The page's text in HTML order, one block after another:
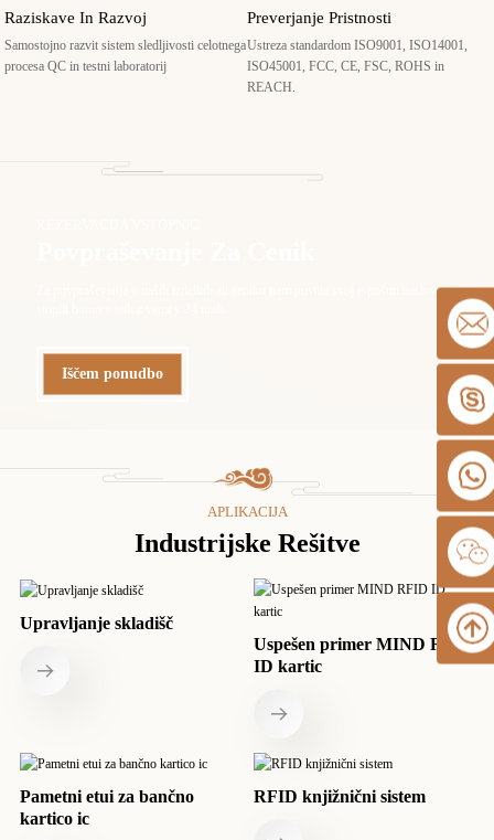
Raziskave In Razvoj
Samostojno razvit sistem sledljivosti celotnega
procesa QC in testni laboratorij
Preverjanje Pristnosti
Ustreza standardom ISO9001, ISO14001,
ISO45001, FCC, CE, FSC, ROHS in
REACH.
Za povpraševanja o naših izdelkih ali ceniku nam pustite svoj e-poštni naslov in
Iščem ponudbo
APLIKACIJA
Industrijske Rešitve
Upravljanje skladišč
Uspešen primer MIND RFID
ID kartic
Pametni etui za bančno
kartico ic
RFID knjižnični sistem